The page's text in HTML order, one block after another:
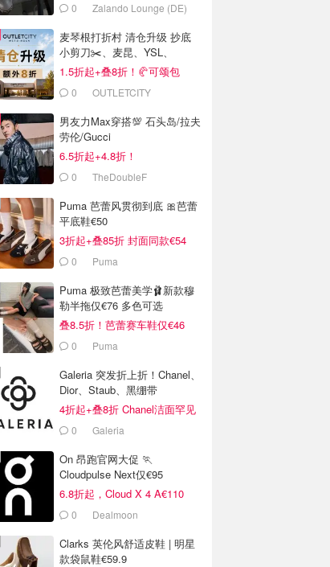
0 Zalando Lounge (DE)
麦琴根打折村 清仓升级 抄底
小剪刀✂️、麦昆、YSL、
Barbour等
1.5折起+叠8折！🥐可颂包
€44.79
0
OUTLETCITY
男友力Max穿搭💯 石头岛/拉夫
劳伦/Gucci
6.5折起+4.8折！
0 TheDoubleF
Puma 芭蕾风贯彻到底 🎀芭蕾
平底鞋€50
3折起+叠85折 封面同款€54
0 Puma
Puma 极致芭蕾美学🩰新款穆
勒半拖仅€76 多色可选
叠8.5折！芭蕾赛车鞋仅€46
0 Puma
Galeria 突发折上折！Chanel、
Dior、Staub、黑绷带
4折起+叠8折 Chanel洁面罕见
€430 Galeria
On 昂跑官网大促 🏃
Cloudpulse Next仅€95
6.8折起，Cloud X 4 A€110
0 Dealmoon
Clarks 英伦风舒适皮鞋 | 明星
款袋鼠鞋€59.9